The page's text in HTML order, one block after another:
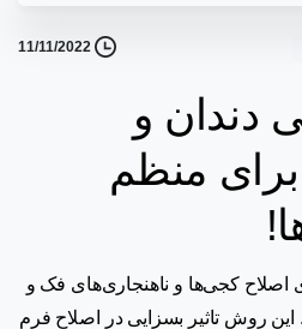
11/11/2022
دندان و
برای منظم
اصلاح کجی‌ها و ناهنجاری‌های فک و
روش تاثیر بسزایی در اصلاح فرم